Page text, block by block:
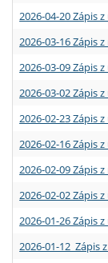
2026-04-20 Zápis
2026-03-16 Zápis
2026-03-09 Zápis
2026-03-02 Zápis
2026-02-23 Zápis
2026-02-16 Zápis
2026-02-09 Zápis
2026-02-02 Zápis
2026-01-26 Zápis
2026-01-12 Zápis